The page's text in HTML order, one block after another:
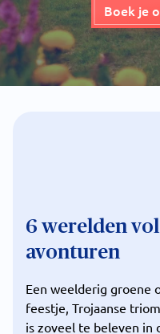
Boek je
6 werelden
avonturen
Een weelderig groene
feestje, Trojaanse
is zoveel te beleven in